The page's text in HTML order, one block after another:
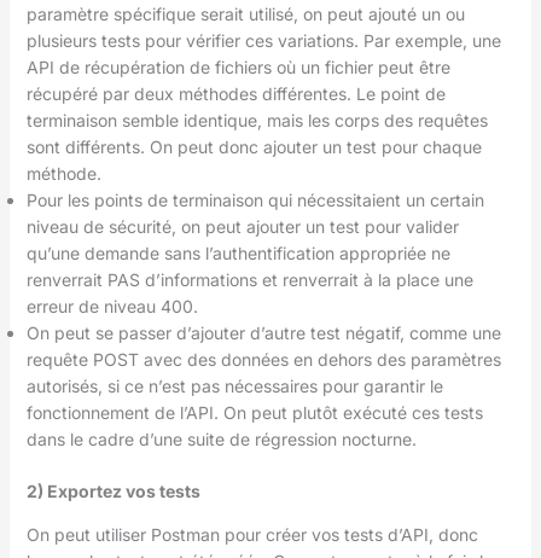
paramètre spécifique serait utilisé, on peut ajouté un ou
plusieurs tests pour vérifier ces variations. Par exemple, une
API de récupération de fichiers où un fichier peut être
récupéré par deux méthodes différentes. Le point de
terminaison semble identique, mais les corps des requêtes
sont différents. On peut donc ajouter un test pour chaque
méthode.
Pour les points de terminaison qui nécessitaient un certain
niveau de sécurité, on peut ajouter un test pour valider
qu’une demande sans l’authentification appropriée ne
renverrait PAS d’informations et renverrait à la place une
erreur de niveau 400.
On peut se passer d’ajouter d’autre test négatif, comme une
requête POST avec des données en dehors des paramètres
autorisés, si ce n’est pas nécessaires pour garantir le
fonctionnement de l’API. On peut plutôt exécuté ces tests
dans le cadre d’une suite de régression nocturne.
2) Exportez vos tests
On peut utiliser Postman pour créer vos tests d’API, donc